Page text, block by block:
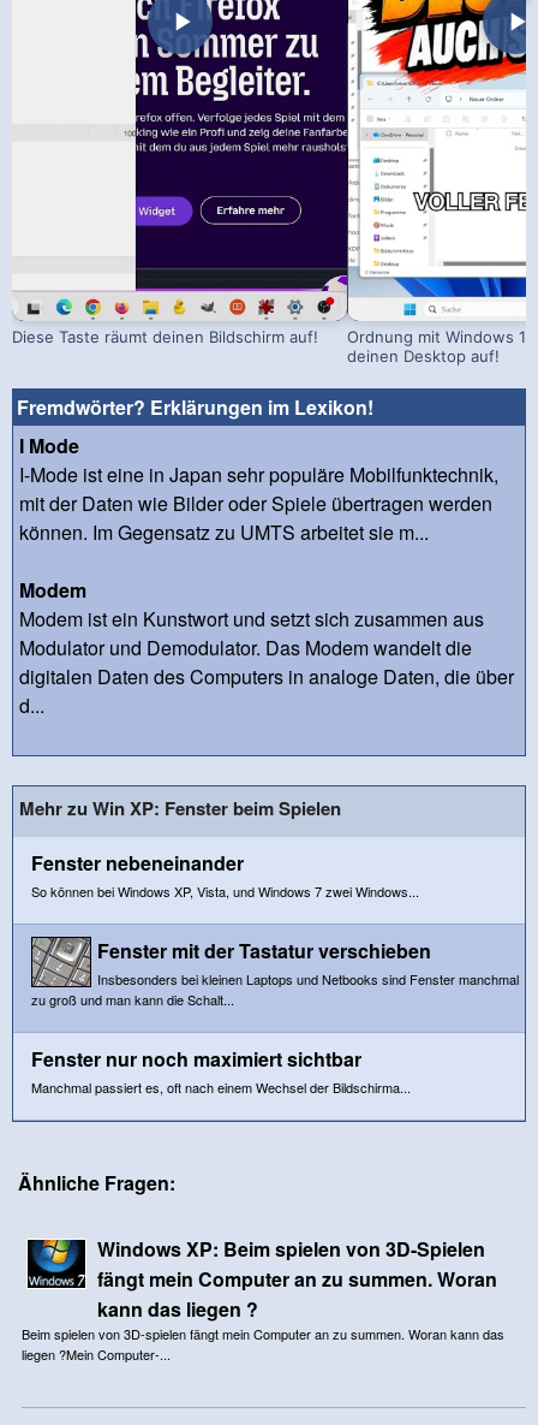
Diese Taste räumt deinen Bildschirm auf!
Ordnung mit Windows
deinen Desktop auf!
Fremdwörter? Erklärungen im Lexikon!
I Mode
I-Mode ist eine in Japan sehr populäre Mobilfunktechnik,
mit der Daten wie Bilder oder Spiele übertragen werden
können. Im Gegensatz zu UMTS arbeitet sie m...
Modem
Modem ist ein Kunstwort und setzt sich zusammen aus
Modulator und Demodulator. Das Modem wandelt die
digitalen Daten des Computers in analoge Daten, die über
d...
Mehr zu Win XP: Fenster beim Spielen
Fenster nebeneinander
So können bei Windows XP, Vista, und Windows 7 zwei Windows...
Fenster mit der Tastatur verschieben
Insbesonders bei kleinen Laptops und Netbooks sind Fenster manchmal
zu groß und man kann die Schalt...
Fenster nur noch maximiert sichtbar
Manchmal passiert es, oft nach einem Wechsel der Bildschirma...
Ähnliche Fragen:
Windows XP: Beim spielen von 3D-Spielen
fängt mein Computer an zu summen. Woran
kann das liegen ?
Beim spielen von 3D-spielen fängt mein Computer an zu summen. Woran kann das
liegen ?Mein Computer-...